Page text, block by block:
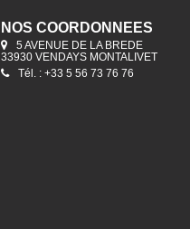
NOS COORDONNÉES
5 AVENUE DE LA BREDE
33930 VENDAYS MONTALIVET
Tél. : +33 5 56 73 76 76